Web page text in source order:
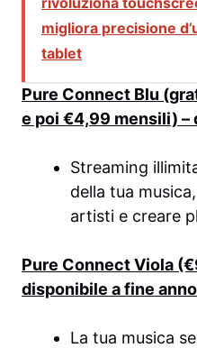
migliora precisione
tablet
Pure Connect Blu
e poi €4,99 mensili) –
Streaming
della tua
artisti e creare
Pure Connect Viola
disponibile a fine anno
La tua musica